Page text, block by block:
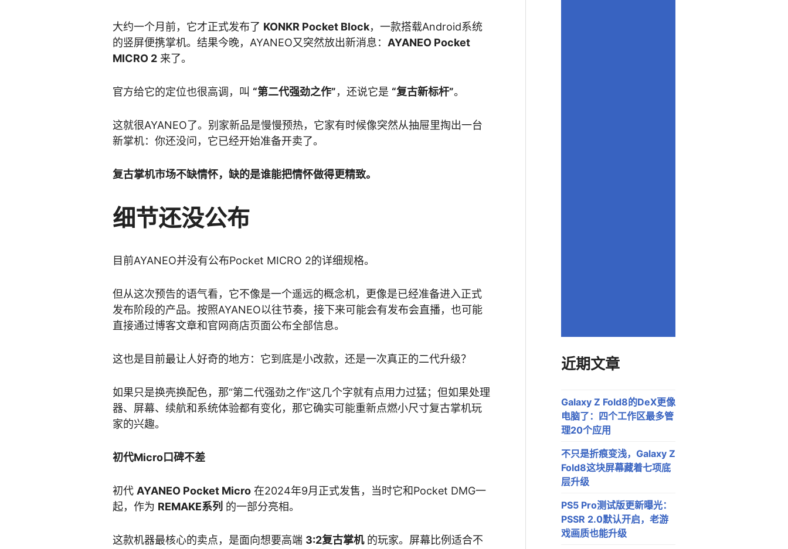
大约一个月前，它才正式发布了 KONKR Pocket Block，一款搭载Android系统
的竖屏便携掌机。结果今晚，AYANEO又突然放出新消息： AYANEO Pocket
MICRO 2 来了。
官方给它的定位也很高调，叫 “第二代强劲之作”，还说它是 “复古新标杆”。
这就很AYANEO了。别家新品是慢慢预热，它家有时候像突然从抽屉里掏出一台
新掌机：你还没问，它已经开始准备开卖了。
复古掌机市场不缺情怀，缺的是谁能把情怀做得更精致。
细节还没公布
目前AYANEO并没有公布Pocket MICRO 2的详细规格。
但从这次预告的语气看，它不像是一个遥远的概念机，更像是已经准备进入正式
发布阶段的产品。按照AYANEO以往节奏，接下来可能会有发布会直播，也可能
直接通过博客文章和官网商店页面公布全部信息。
这也是目前最让人好奇的地方：它到底是小改款，还是一次真正的二代升级？
如果只是换壳换配色，那“第二代强劲之作”这几个字就有点用力过猛；但如果处理
器、屏幕、续航和系统体验都有变化，那它确实可能重新点燃小尺寸复古掌机玩
家的兴趣。
初代Micro口碑不差
初代 AYANEO Pocket Micro 在2024年9月正式发售，当时它和Pocket DMG一
起，作为 REMAKE系列 的一部分亮相。
这款机器最核心的卖点，是面向想要高端 3:2复古掌机的玩家。屏幕比例适合不
近期文章
Galaxy Z Fold8的DeX更像
电脑了：四个工作区最多管
理20个应用
不只是折痕变浅，Galaxy Z
Fold8这块屏幕藏着七项底
层升级
PS5 Pro测试版更新曝光：
PSSR 2.0默认开启，老游
戏画质也能升级